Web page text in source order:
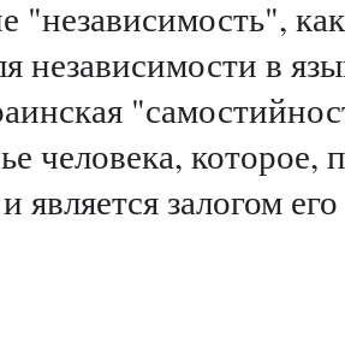
"независимость",
независимости в
человека,
залогом